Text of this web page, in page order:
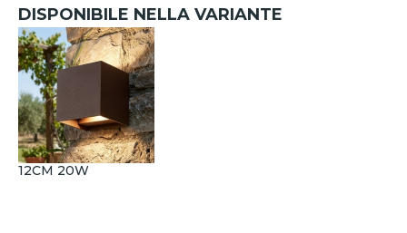
DISPONIBILE NELLA VARIANTE
12CM 20W